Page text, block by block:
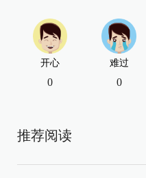
开心
0
难过
0
推荐阅读